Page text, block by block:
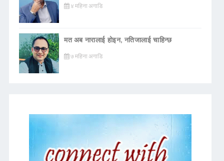
४ महिना अगाडि
मत अब नारालाई होइन, नतिजालाई चाहिन्छ
७ महिना अगाडि